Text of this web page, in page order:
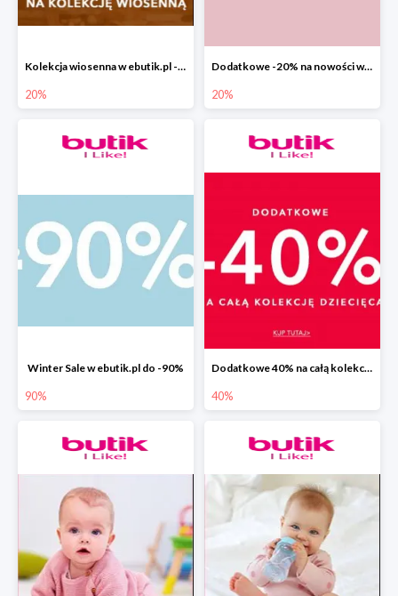
Kolekcja wiosenna w ebutik.pl -20%
20%
Dodatkowe -20% na nowości w ebutik.pl
20%
Winter Sale w ebutik.pl do -90%
90%
Dodatkowe 40% na całą kolekcję dziecięcą w ebutik.pl
40%